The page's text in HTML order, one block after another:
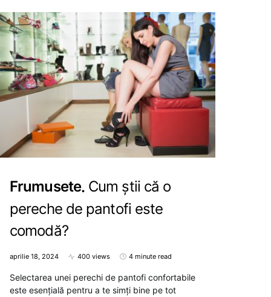
Frumusete Cum știi că o
pereche de pantofi este
comodă?
aprilie 18, 2024 400 views 4 minute read
Selectarea unei perechi de pantofi confortabile
este esențială pentru a te simți bine pe tot